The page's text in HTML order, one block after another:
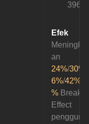
396
Efek
an
24%/30%
6%/42%
% Break
Effect